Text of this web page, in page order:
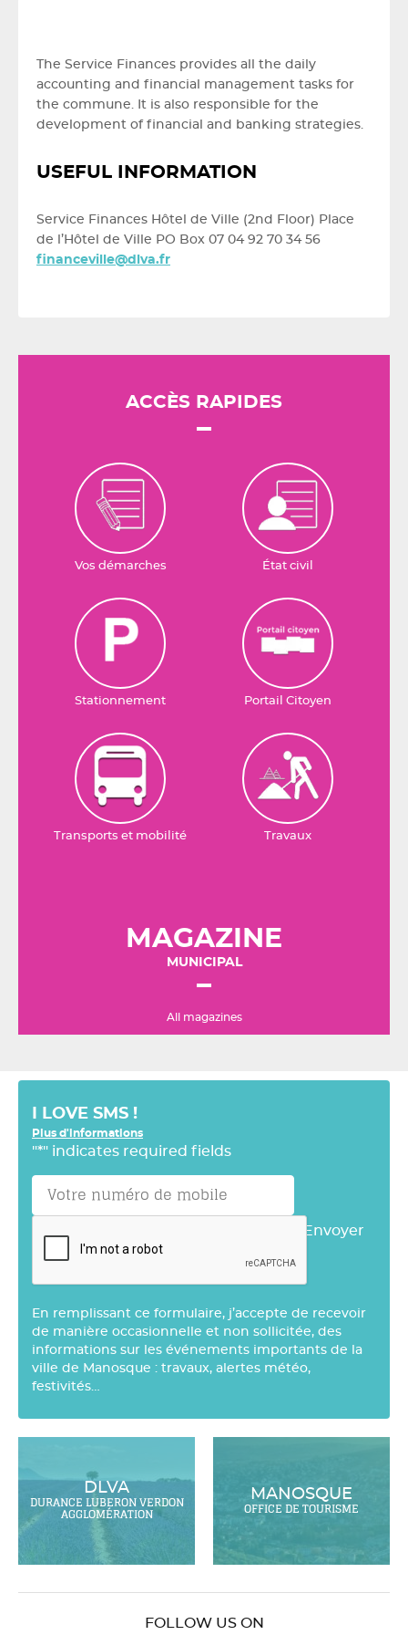
The Service Finances provides all the daily
accounting and financial management tasks for
the commune. It is also responsible for the
development of financial and banking strategies.
USEFUL INFORMATION
Service Finances Hôtel de Ville (2nd Floor) Place
de l’Hôtel de Ville PO Box 07 04 92 70 34 56
financeville@dlva.fr
ACCÈS RAPIDES
Vos démarches État civil
Stationnement Portail Citoyen
Transports et mobilité Travaux
MAGAZINE
MUNICIPAL
All magazines
I LOVE SMS !
Plus d'informations
"*" indicates required fields
Envoyer
En remplissant ce formulaire, j’accepte de recevoir
de manière occasionnelle et non sollicitée, des
informations sur les événements importants de la
ville de Manosque : travaux, alertes météo,
festivités…
DLVA
DURANCE LUBERON VERDON
AGGLOMÉRATION
MANOSQUE
OFFICE DE TOURISME
FOLLOW US ON